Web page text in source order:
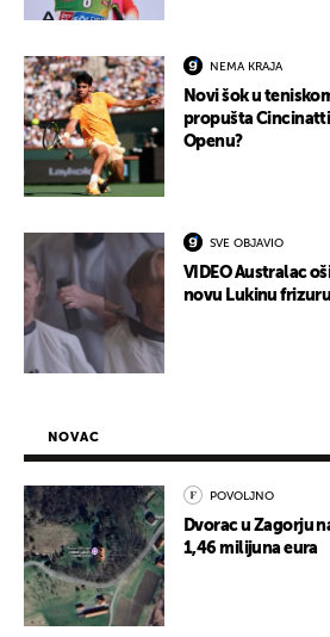
NEMA KRAJA
Novi šok u
propušta
Openu?
SVE OBJAVIO
VIDEO Australac
novu Lukinu frizuru
NOVAC
POVOLJNO
Dvorac u Zagorju
1,46 milijuna eura